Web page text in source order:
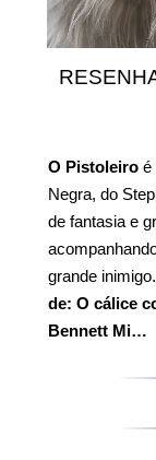
O Pistoleiro é
Negra, do
de fantasia e
grande inimigo.
de: O cálice
Bennett Mi…